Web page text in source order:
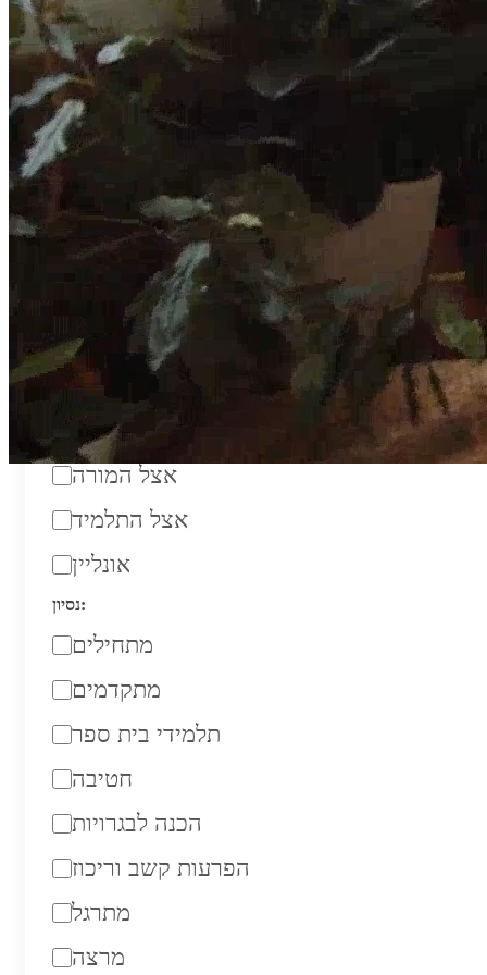
₪200
מקום מפגש:
אצל המורה
אצל התלמיד
אונליין
נסיון:
מתחילים
מתקדמים
תלמידי בית ספר
חטיבה
הכנה לבגרויות
הפרעות קשב וריכוז
מתרגל
מרצה